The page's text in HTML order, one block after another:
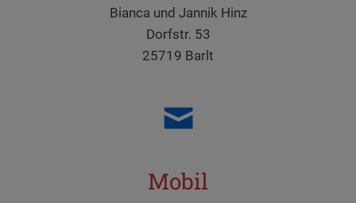
Bianca und Jannik Hinz
Dorfstr. 53
25719 Barlt
Mobil